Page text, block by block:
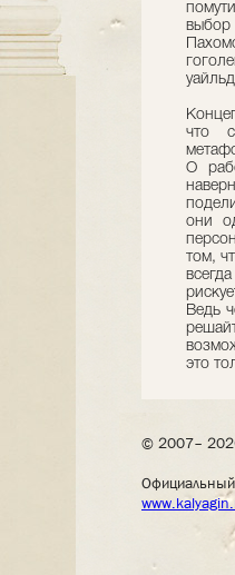
что
О
они
том,
Ведь
это
© 2007–
Официальный